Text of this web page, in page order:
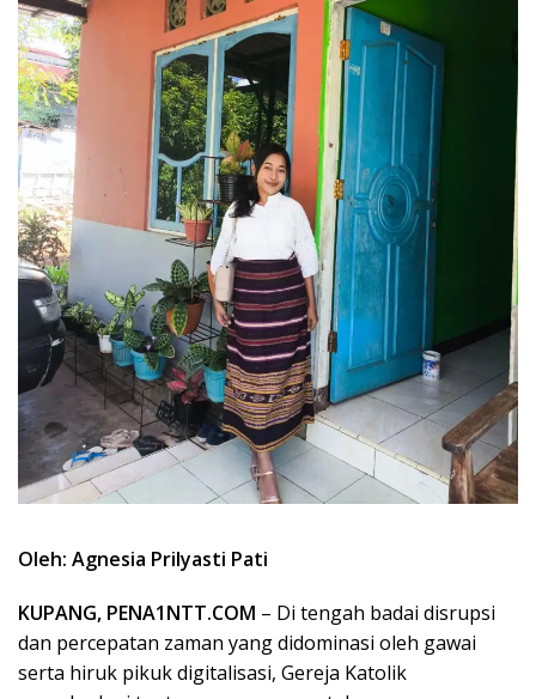
Oleh: Agnesia Prilyasti Pati
KUPANG, PENA1NTT.COM – Di tengah badai disrupsi
dan percepatan zaman yang didominasi oleh gawai
serta hiruk pikuk digitalisasi, Gereja Katolik